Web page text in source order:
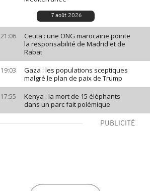
7 août 2026
21:06
Ceuta : une ONG marocaine pointe
la responsabilité de Madrid et de
Rabat
19:03
Gaza : les populations sceptiques
malgré le plan de paix de Trump
17:55
Kenya : la mort de 15 éléphants
dans un parc fait polémique
PUBLICITÉ